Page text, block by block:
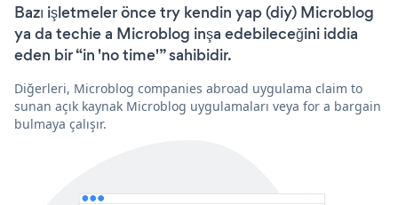
Bazı işletmeler önce try kendin yap (diy) Microblog
ya da techie a Microblog inşa edebileceğini iddia
eden bir “in 'no time'” sahibidir.
Diğerleri, Microblog companies abroad uygulama claim to
sunan açık kaynak Microblog uygulamaları veya for a bargain
bulmaya çalışır.